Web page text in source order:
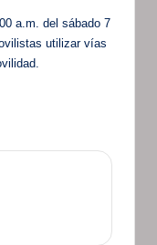
a.m. del sábado 7
utilizar vías